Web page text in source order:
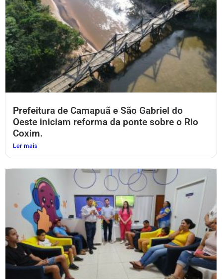
Prefeitura de Camapuã e São Gabriel do
Oeste iniciam reforma da ponte sobre o Rio
Coxim.
Ler mais